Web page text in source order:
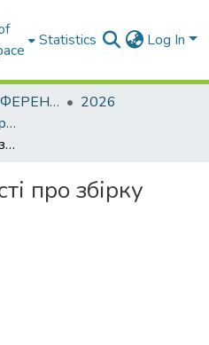
Statistics Log In
МАТЕРІАЛИ КОНФЕРЕНЦІЙ
2026
Питання сучасної модернізації науки та освіти– 2026. Частина 5
Загальні відомості про збірку
про збірку